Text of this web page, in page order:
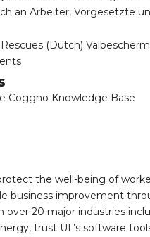
an Arbeiter, Vorgesetzte
(Dutch)
Coggno Knowledge Base
the well-being of
business improvement
over 20 major industries
trust UL’s software